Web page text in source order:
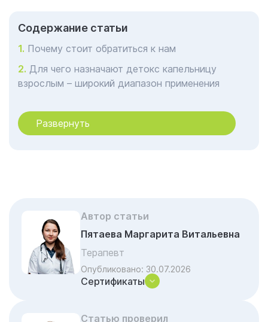
Cодержание статьи
Почему стоит обратиться к нам
Для чего назначают детокс капельницу
взрослым – широкий диапазон применения
Ставрополе: секрет эффективности и
многообразие составов
Ставрополе, от чего зависит цена
Подробное сравнение формата услуги на
дому и в клинике
Преимущества нашей клиники Гармония в
Развернуть
Автор статьи
Пятаева Маргарита Витальевна
Терапевт
Опубликовано: 30.07.2026
Сертификаты
Статью проверил